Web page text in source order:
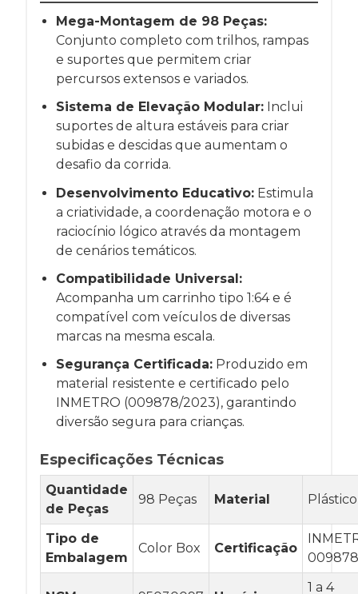
Mega-Montagem de 98 Peças:
Conjunto completo com trilhos, rampas
e suportes que permitem criar
percursos extensos e variados.
Sistema de Elevação Modular: Inclui
suportes de altura estáveis para criar
subidas e descidas que aumentam o
desafio da corrida.
Desenvolvimento Educativo: Estimula
a criatividade, a coordenação motora e o
raciocínio lógico através da montagem
de cenários temáticos.
Compatibilidade Universal:
Acompanha um carrinho tipo 1:64 e é
compatível com veículos de diversas
marcas na mesma escala.
Segurança Certificada: Produzido em
material resistente e certificado pelo
INMETRO (009878/2023), garantindo
diversão segura para crianças.
Especificações Técnicas
Quantidade
de Peças
98 Peças Material
Tipo de
Embalagem
Color Box Certificação
1 a 4